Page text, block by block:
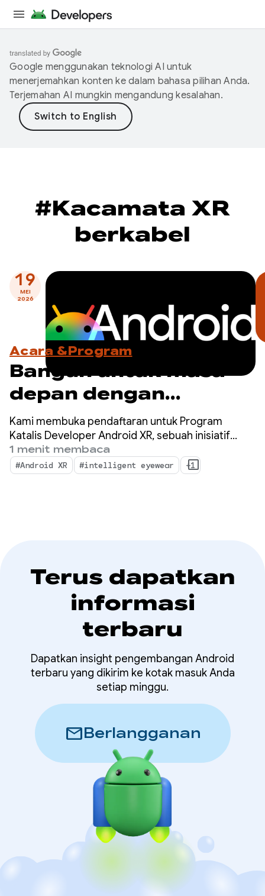
Google menggunakan teknologi AI untuk
menerjemahkan konten ke dalam bahasa pilihan Anda.
Terjemahan AI mungkin mengandung kesalahan.
#Kacamata XR
berkabel
19
MEI
2026
Acara &Program
Bangun untuk masa
depan dengan
Program Katalis
Developer Android XR
— Daftar sekarang!
Kami membuka pendaftaran untuk Program
Katalis Developer Android XR, sebuah inisiatif
khusus untuk mempercepat pengembangan
aplikasi Android XR yang siap diluncurkan dalam
satu tahun ke depan.
1 menit membaca
#Android XR #intelligent eyewear +1
Terus dapatkan
informasi
terbaru
Dapatkan insight pengembangan Android
terbaru yang dikirim ke kotak masuk Anda
setiap minggu.
mailBerlangganan